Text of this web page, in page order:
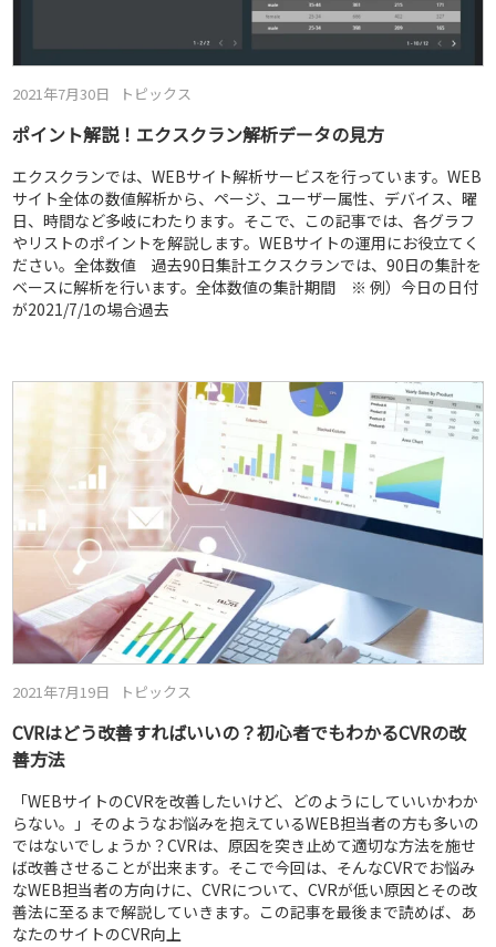
2021年7月30日 トピックス
ポイント解説！エクスクラン解析データの見方
エクスクランでは、WEBサイト解析サービスを行っています。WEB
サイト全体の数値解析から、ページ、ユーザー属性、デバイス、曜
日、時間など多岐にわたります。そこで、この記事では、各グラフ
やリストのポイントを解説します。WEBサイトの運用にお役立てく
ださい。全体数値 過去90日集計エクスクランでは、90日の集計を
ベースに解析を行います。全体数値の集計期間 ※ 例）今日の日付
が2021/7/1の場合過去
2021年7月19日 トピックス
CVRはどう改善すればいいの？初心者でもわかるCVRの改
善方法
「WEBサイトのCVRを改善したいけど、どのようにしていいかわか
らない。」そのようなお悩みを抱えているWEB担当者の方も多いの
ではないでしょうか？CVRは、原因を突き止めて適切な方法を施せ
ば改善させることが出来ます。そこで今回は、そんなCVRでお悩み
なWEB担当者の方向けに、CVRについて、CVRが低い原因とその改
善法に至るまで解説していきます。この記事を最後まで読めば、あ
なたのサイトのCVR向上